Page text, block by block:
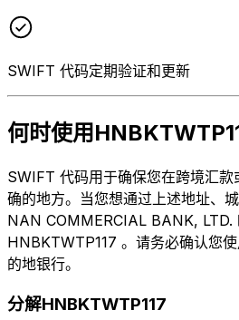
SWIFT 代码定期验证和更新
何时使用
SWIFT 代码用于确保您在跨境汇款
确的地方。当您想通过上述地址、
NAN COMMERCIAL BANK, LTD.
HNBKTWTP117 。请务必确认您
的地银行。
分解HNBKTWTP117